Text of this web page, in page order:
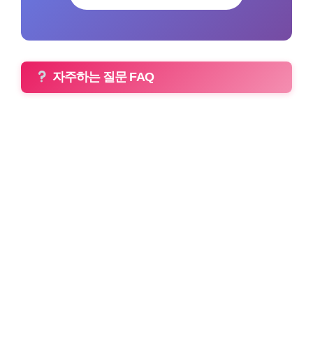
자주하는 질문 FAQ